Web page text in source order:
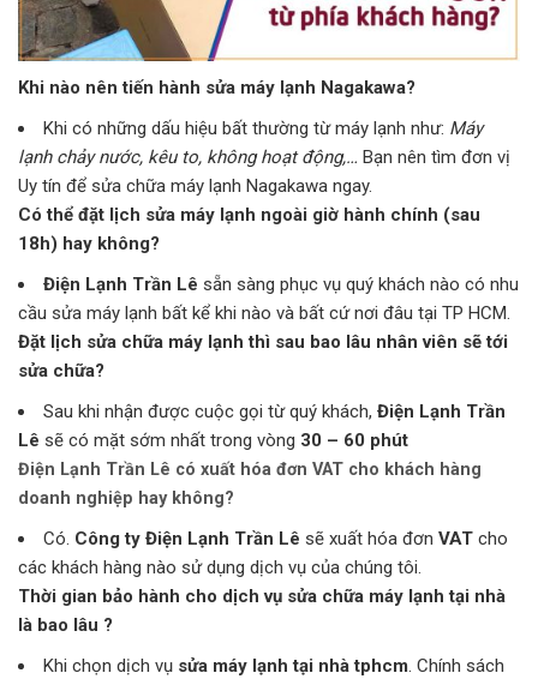
Khi nào nên tiến hành sửa máy lạnh Nagakawa?
Khi có những dấu hiệu bất thường từ máy lạnh như: Máy
lạnh chảy nước, kêu to, không hoạt động,… Bạn nên tìm đơn vị
Uy tín để sửa chữa máy lạnh Nagakawa ngay.
Có thể đặt lịch sửa máy lạnh ngoài giờ hành chính (sau
18h) hay không?
Điện Lạnh Trần Lê sẵn sàng phục vụ quý khách nào có nhu
cầu sửa máy lạnh bất kể khi nào và bất cứ nơi đâu tại TP HCM.
Đặt lịch sửa chữa máy lạnh thì sau bao lâu nhân viên sẽ tới
sửa chữa?
Sau khi nhận được cuộc gọi từ quý khách, Điện Lạnh Trần
Lê sẽ có mặt sớm nhất trong vòng 30 – 60 phút
Điện Lạnh Trần Lê có xuất hóa đơn VAT cho khách hàng
doanh nghiệp hay không?
Có. Công ty Điện Lạnh Trần Lê sẽ xuất hóa đơn VAT cho
các khách hàng nào sử dụng dịch vụ của chúng tôi.
Thời gian bảo hành cho dịch vụ sửa chữa máy lạnh tại nhà
là bao lâu ?
Khi chọn dịch vụ sửa máy lạnh tại nhà tphcm. Chính sách